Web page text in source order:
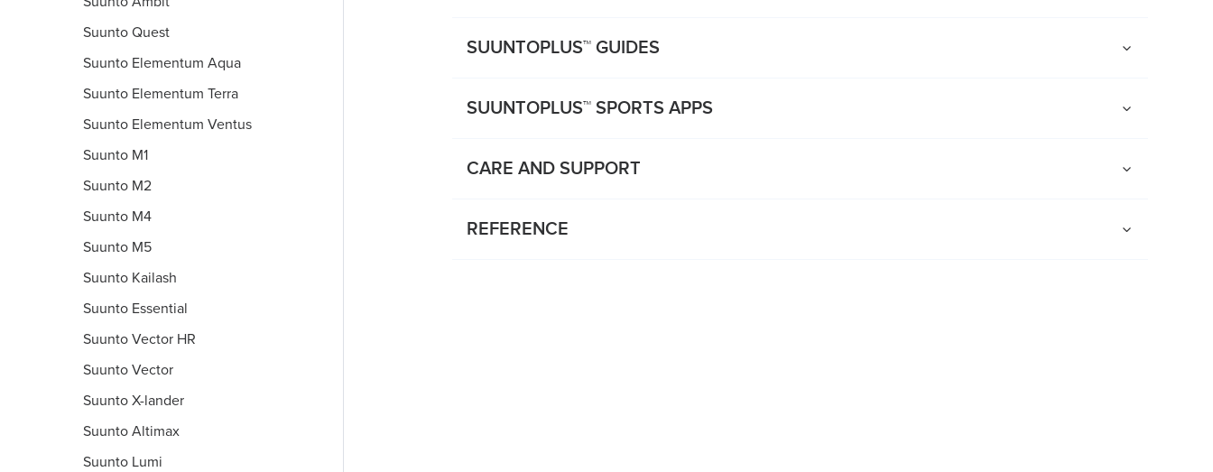
Suunto Quest
Suunto Elementum Aqua
Suunto Elementum Terra
Suunto Elementum Ventus
Suunto M1
Suunto M2
Suunto M4
Suunto M5
Suunto Kailash
Suunto Essential
Suunto Vector HR
Suunto Vector
Suunto X-lander
Suunto Altimax
Suunto Lumi
SUUNTOPLUS™ GUIDES
SUUNTOPLUS™ SPORTS APPS
CARE AND SUPPORT
REFERENCE